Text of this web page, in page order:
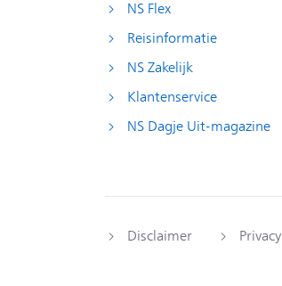
NS Flex
Reisinformatie
NS Zakelijk
Klantenservice
NS Dagje Uit-magazine
Disclaimer Privacy